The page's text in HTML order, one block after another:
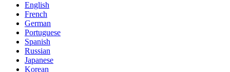
English
French
German
Portuguese
Spanish
Russian
Japanese
Korean